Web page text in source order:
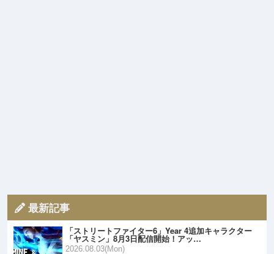
最新記事
「ストリートファイター6」Year 4追加キャラクター
「ヤスミン」8月3日配信開始！アッ…
2026.08.03(Mon)